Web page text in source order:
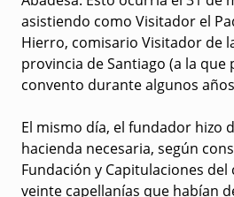
asistiendo como Visitador el
Hierro, comisario Visitador de
provincia de Santiago (a la que
convento durante algunos
El mismo día, el fundador hizo
hacienda necesaria, según
Fundación y Capitulaciones
veinte capellanías que habían